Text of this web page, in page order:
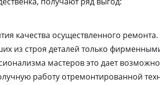
качества осуществленного
из строя деталей только
мастеров это дает
работу отремонтированной